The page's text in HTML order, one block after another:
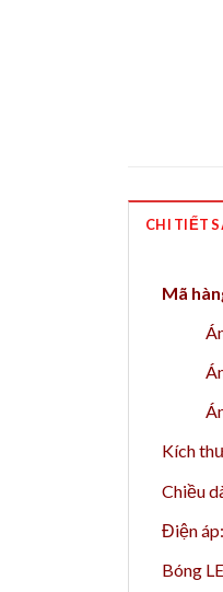
CHI TIẾT
Mã
Kích
Chiều
Điện
Bóng